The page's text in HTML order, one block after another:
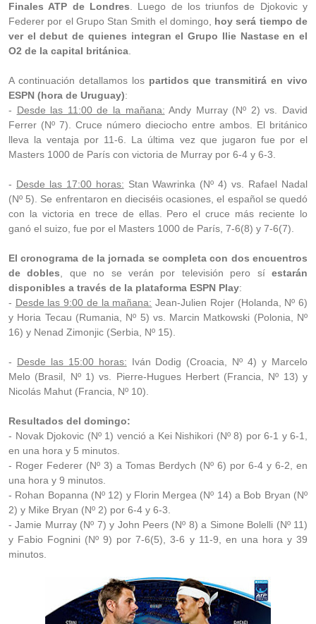
Finales ATP de Londres . Luego de los triunfos de Djokovic y
Federer por el Grupo Stan Smith el domingo, hoy será tiempo de
ver el debut de quienes integran el Grupo Ilie Nastase en el
O2 de la capital británica
A continuación detallamos los partidos que transmitirá en vivo
ESPN (hora de Uruguay):
- Desde las 11:00 de la mañana: Andy Murray (Nº 2) vs. David
Ferrer (Nº 7). Cruce número dieciocho entre ambos. El británico
lleva la ventaja por 11-6. La última vez que jugaron fue por el
Masters 1000 de París con victoria de Murray por 6-4 y 6-3.
- Desde las 17:00 horas: Stan Wawrinka (Nº 4) vs. Rafael Nadal
(Nº 5). Se enfrentaron en dieciséis ocasiones, el español se quedó
con la victoria en trece de ellas. Pero el cruce más reciente lo
ganó el suizo, fue por el Masters 1000 de París, 7-6(8) y 7-6(7).
El cronograma de la jornada se completa con dos encuentros
de dobles , que no se verán por televisión pero síestarán
disponibles a través de la plataforma ESPN Play:
- Desde las 9:00 de la mañana: Jean-Julien Rojer (Holanda, Nº 6)
y Horia Tecau (Rumania, Nº 5) vs. Marcin Matkowski (Polonia, Nº
16) y Nenad Zimonjic (Serbia, Nº 15).
- Desde las 15:00 horas: Iván Dodig (Croacia, Nº 4) y Marcelo
Melo (Brasil, Nº 1) vs. Pierre-Hugues Herbert (Francia, Nº 13) y
Nicolás Mahut (Francia, Nº 10).
Resultados del domingo:
- Novak Djokovic (Nº 1) venció a Kei Nishikori (Nº 8) por 6-1 y 6-1,
en una hora y 5 minutos.
- Roger Federer (Nº 3) a Tomas Berdych (Nº 6) por 6-4 y 6-2, en
una hora y 9 minutos.
- Rohan Bopanna (Nº 12) y Florin Mergea (Nº 14) a Bob Bryan (Nº
2) y Mike Bryan (Nº 2) por 6-4 y 6-3.
- Jamie Murray (Nº 7) y John Peers (Nº 8) a Simone Bolelli (Nº 11)
y Fabio Fognini (Nº 9) por 7-6(5), 3-6 y 11-9, en una hora y 39
minutos.